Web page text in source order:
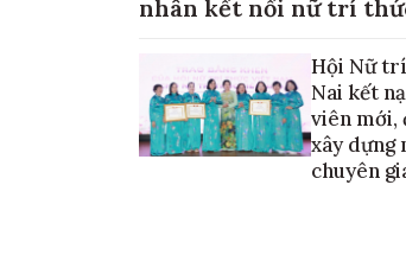
nhân kết nối nữ trí
Hội Nữ
Nai kết
viên mới,
xây dựng
chuyên